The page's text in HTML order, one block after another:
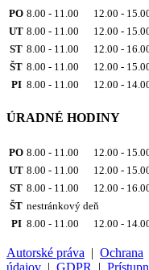
PO 8.00 - 11.00 12.00 -
UT 8.00 - 11.00 12.00 -
ST 8.00 - 11.00 12.00 -
ŠT 8.00 - 11.00 12.00 -
PI 8.00 - 11.00 12.00 -
ÚRADNÉ HODINY
PO 8.00 - 11.00 12.00 -
UT 8.00 - 11.00 12.00 -
ST 8.00 - 11.00 12.00 -
ŠT nestránkový deň
PI 8.00 - 11.00 12.00 -
Autorské práva | Ochrana
údajov | GDPR |